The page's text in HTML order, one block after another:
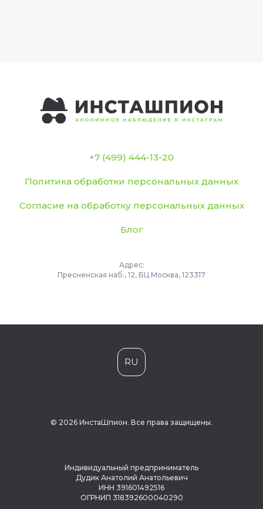
+7 (499) 444-13-20
Политика обработки персональных данных
Согласие на обработку персональных данных
Блог
Адрес:
Пресненская наб., 12, БЦ Москва, 123317
RU
© 2026 ИнстаШпион. Все права защищены.
Индивидуальный предприниматель
Дудик Анатолий Анатольевич
ИНН 391601492516
ОГРНИП 318392600040290